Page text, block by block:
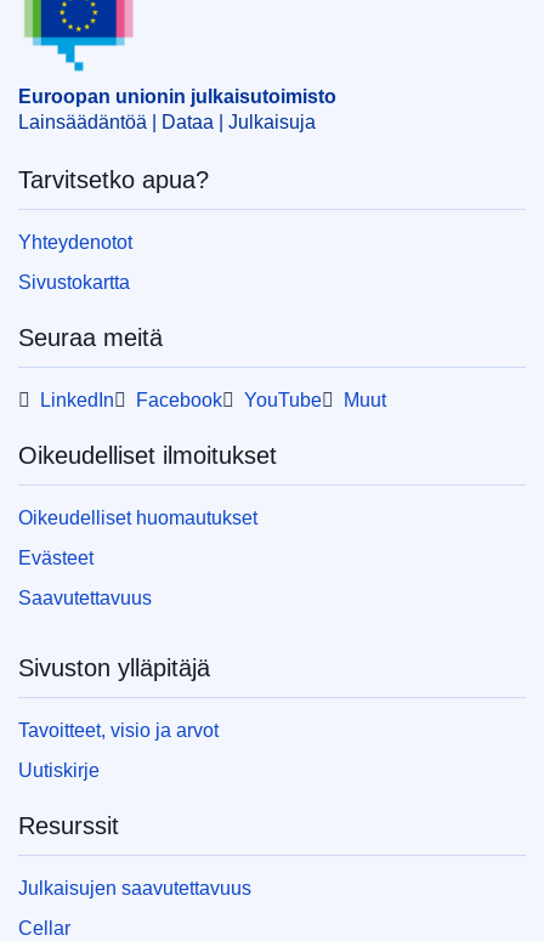
EDITION : 754114ab-69f3-11ea-b735-01aa75ed71a1
EDITION : 0415684b-9208-11ef-a130-01aa75ed71a1
Euroopan unionin julkaisutoimisto
Lainsäädäntöä | Dataa | Julkaisuja
Tarvitsetko apua?
Yhteydenotot
Sivustokartta
Seuraa meitä
LinkedIn Facebook YouTube Muut
Oikeudelliset ilmoitukset
Oikeudelliset huomautukset
Evästeet
Saavutettavuus
Sivuston ylläpitäjä
Tavoitteet, visio ja arvot
Uutiskirje
Resurssit
Julkaisujen saavutettavuus
Cellar